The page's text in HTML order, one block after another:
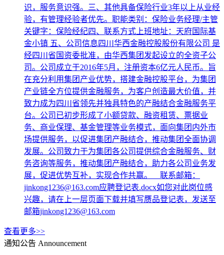
识，服务意识强。三、其他具备保险行业3年以上从业经
验，有管理经验者优先。职能类别：保险业务经理/主管
关键字：保险经纪四、联系方式上班地址：天府国际基
金小镇 五、公司信息四川华西金融控股股份有限公司 是
经四川省国资委批准，由华西集团发起设立的全资子公
司。公司成立于2016年5月，注册资本6亿元人民币。旨
在充分利用集团产业优势，搭建金融控股平台，为集团
产业链全方位提供金融服务，为客户创造最大价值，并
致力成为四川省领先并独具特色的产融结合金融服务平
台。公司已初步形成了小额贷款、融资租赁、票据业
务、商业保理、基金管理等业务模式，面向集团内外市
场提供服务，以促进集团产融结合，推动集团全面协调
发展。公司致力于为集团各公司提供综合金融服务、财
务咨询等服务，推动集团产融结合，助力各公司业务发
展，促进优势互补，实现合作共赢。 联系邮箱：
jinkong1236@163.com应聘登记表.docx如您对此岗位感
兴趣，请在上一层页面下载并填写赝品登记表，发送至
邮箱jinkong1236@163.com
查看更多>>
通知公告 Announcement